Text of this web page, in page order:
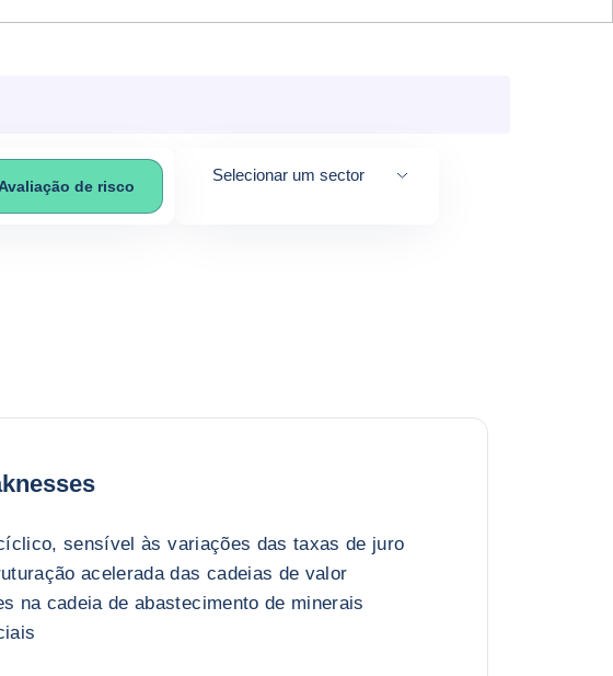
Avaliação de risco
Selecionar um sector
sensível às variações das taxas de juro
acelerada das cadeias de valor
na cadeia de abastecimento de minerais